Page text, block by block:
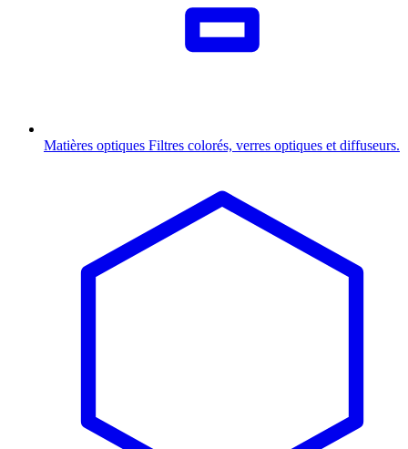
Matières optiques Filtres colorés, verres optiques et diffuseurs.